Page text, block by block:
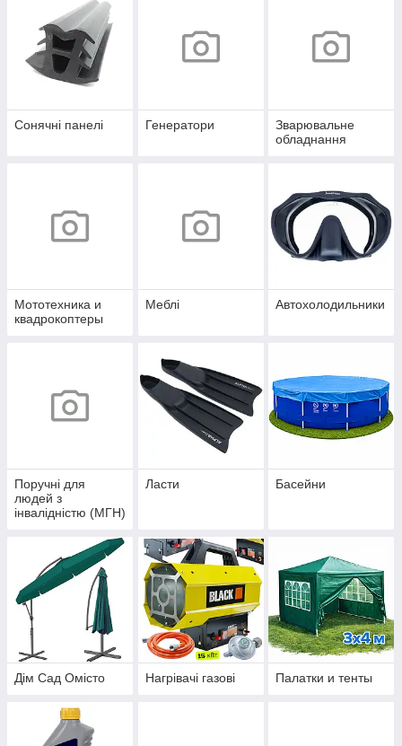
Сонячні панелі Генератори
Зварювальне
обладнання
Мототехника и
квадрокоптеры
Меблі Автохолодильники
Поручні для
людей з
інвалідністю (МГН)
Ласти Басейни
Дім Сад Омісто Нагрівачі газові Палатки и тенты